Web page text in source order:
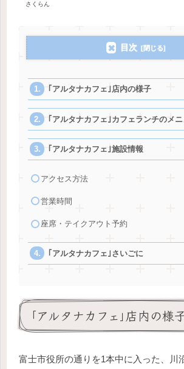
さくらん
目次
｢アルタナカフェ｣店内の様子
｢アルタナカフェ｣カフェランチのメ
｢アルタナカフェ｣施設情報
アクセス方法
営業時間
座席・テイクアウト予約
｢アルタナカフェ｣さいごに
｢アルタナカフェ｣店内の様
富士市役所の通りを1本中に入った、川